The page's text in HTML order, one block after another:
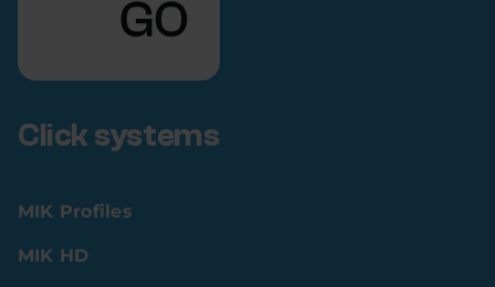
Click systems
MIK Profiles
MIK HD